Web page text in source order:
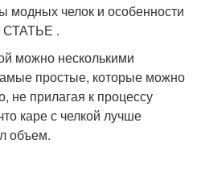
модных челок и особенности
СТАТЬЕ .
можно несколькими
простые, которые можно
не прилагая к процессу
каре с челкой лучше
объем.